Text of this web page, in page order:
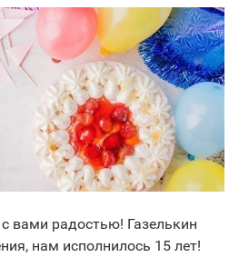
вами радостью! Газелькин
нам исполнилось 15 лет!